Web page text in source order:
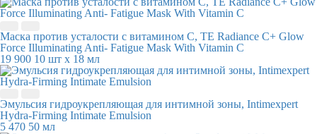
Маска против усталости с витамином C, TE Radiance C+ Glow
Force Illuminating Anti- Fatigue Mask With Vitamin C
19 900 10 шт х 18 мл
Эмульсия гидроукрепляющая для интимной зоны, Intimexpert
Hydra-Firming Intimate Emulsion
5 470 50 мл